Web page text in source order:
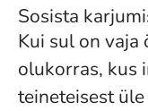
Sosista
Kui sul on
olukorras, kus
teineteisest